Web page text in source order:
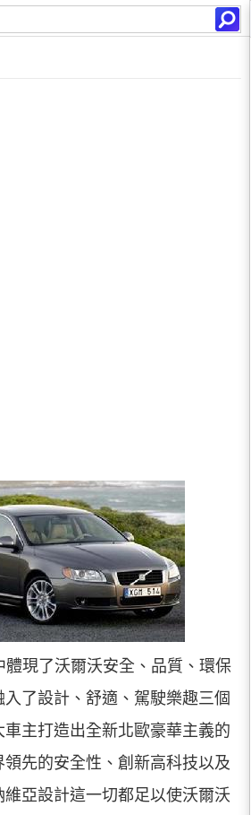
體現了沃爾沃安全、品質、環保
了設計、舒適、駕駛樂趣三個
主打造出全新北歐豪華主義的
先的安全性、創新高科技以及
亞設計這一切都足以使沃爾沃